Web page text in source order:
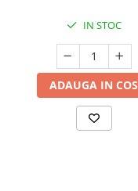
IN STOC
ADAUGA IN COS